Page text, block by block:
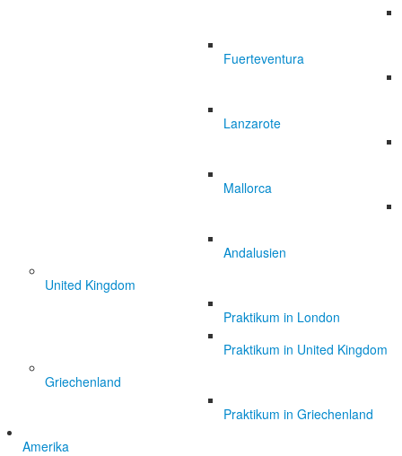
Fuerteventura
Lanzarote
Mallorca
Andalusien
United Kingdom
Praktikum in London
Praktikum in United Kingdom
Griechenland
Praktikum in Griechenland
Amerika